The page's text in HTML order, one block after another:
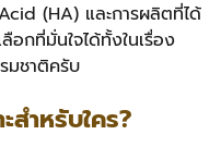
(HA) และการผลิตที่ได้
อกที่มั่นใจได้ทั้งในเรื่อง
มชาติครับ
สำหรับใคร?